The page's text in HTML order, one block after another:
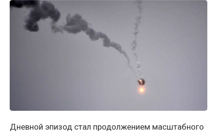
Дневной эпизод стал продолжением масштабного